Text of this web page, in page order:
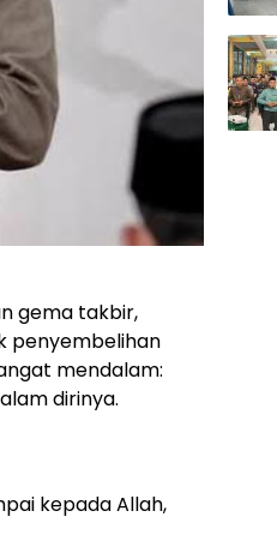
gema takbir,
penyembelihan
mendalam:
dirinya.
kepada Allah,